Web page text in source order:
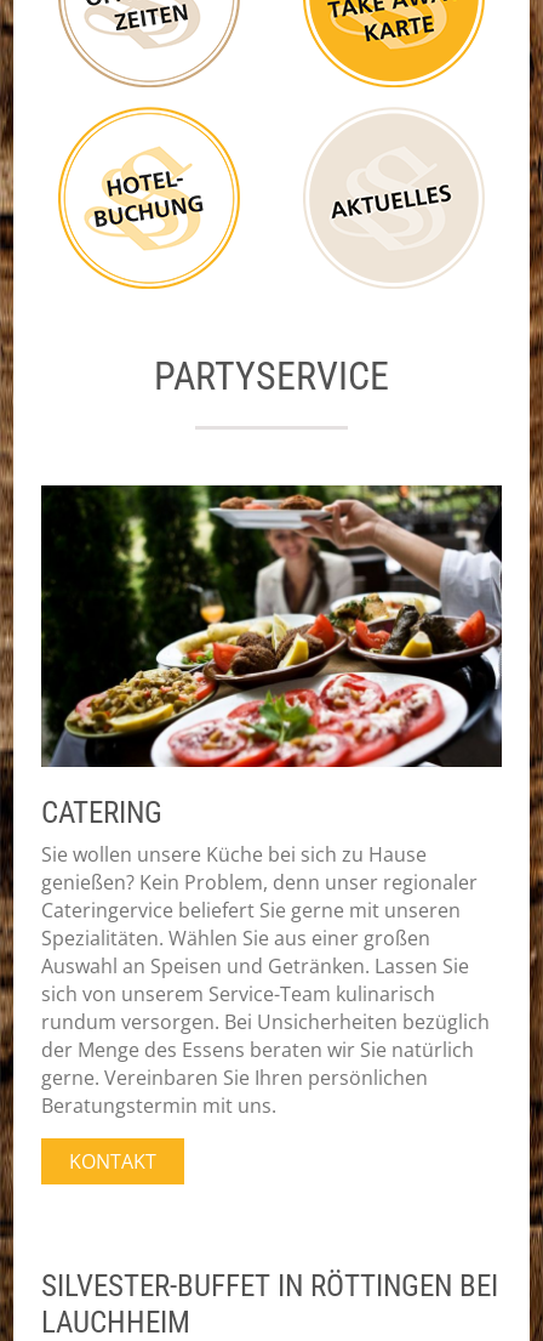
PARTYSERVICE
CATERING
Sie wollen unsere Küche bei sich zu Hause
genießen? Kein Problem, denn unser regionaler
Cateringervice beliefert Sie gerne mit unseren
Spezialitäten. Wählen Sie aus einer großen
Auswahl an Speisen und Getränken. Lassen Sie
sich von unserem Service-Team kulinarisch
rundum versorgen. Bei Unsicherheiten bezüglich
der Menge des Essens beraten wir Sie natürlich
gerne. Vereinbaren Sie Ihren persönlichen
Beratungstermin mit uns.
KONTAKT
SILVESTER-BUFFET IN RÖTTINGEN BEI
LAUCHHEIM